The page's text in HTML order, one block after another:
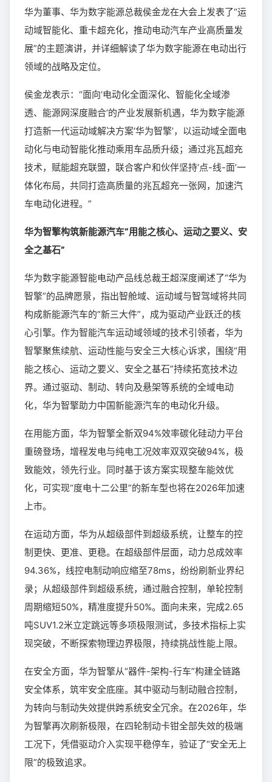
华为董事、华为数字能源总裁侯金龙在大会上发表了“运
动域智能化、重卡超充化，推动电动汽车产业高质量发
展”的主题演讲，并详细解读了华为数字能源在电动出行
领域的战略及定位。
侯金龙表示：“面向‘电动化全面深化、智能化全域渗
透、能源网深度融合’的产业发展新机遇，华为数字能源
打造新一代运动域解决方案‘华为智擎’，以运动域全面电
动化与电动智能化推动乘用车品质升级；通过兆瓦超充
技术，赋能超充联盟，联合客户和伙伴坚持‘点-线-面’一
体化布局，共同打造高质量的兆瓦超充一张网，加速汽
车电动化进程。”
华为智擎构筑新能源汽车“用能之核心、运动之要义、安
全之基石”
华为数字能源智能电动产品线总裁王超深度阐述了“华为
智擎”的品牌愿景，指出智舱域、运动域与智驾域将共同
构成新能源汽车的“新三大件”，成为驱动产业跃迁的核
心引擎。作为智能汽车运动域领域的技术引领者，华为
智擎聚焦续航、运动性能与安全三大核心诉求，围绕“用
能之核心、运动之要义、安全之基石”持续拓宽技术边
界。通过驱动、制动、转向及悬架等系统的全域电动
化，华为智擎助力中国新能源汽车的电动化升级。
在用能方面，华为智擎全新双94%效率碳化硅动力平台
重磅登场，增程发电与纯电工况效率双双突破94%，极
致能效，领先行业。同时基于该方案实现整车能效优
化，可实现“度电十二公里”的新车型也将在2026年加速
上市。
在运动方面，华为从超级部件到超级系统，让整车的控
制更快、更准、更稳。在超级部件层面，动力总成效率
94.36%，线控电制动响应缩至78ms，纷纷刷新业界纪
录；从超级部件到超级系统，通过融合控制，单轮控制
周期缩短50%，精准度提升50%。面向未来，完成2.65
吨SUV1.2米立定跳远等多项极限测试，多技术指标上实
现突破，不断探索物理边界极限，持续挑战性能上限。
在安全方面，华为智擎从“器件-架构-行车”构建全链路
安全体系，筑牢安全底座。其中驱动与制动融合控制，
为转向与制动失效提供跨系统安全冗余。在2026年，华
为智擎再次刷新极限，在四轮制动卡钳全部失效的极端
工况下，凭借驱动介入实现平稳停车，验证了“安全无上
限”的极致追求。